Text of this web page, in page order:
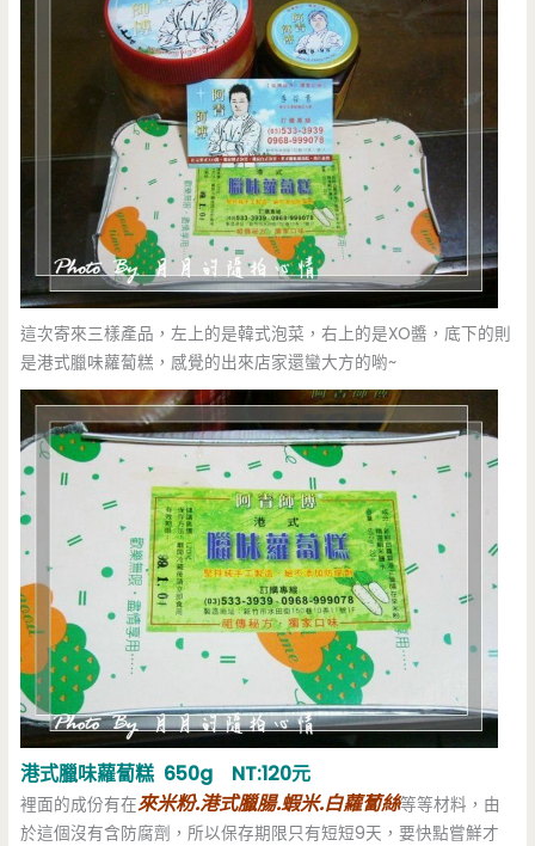
這次寄來三樣產品，左上的是韓式泡菜，右上的是XO醬，底下的則
是港式臘味蘿蔔糕，感覺的出來店家還蠻大方的喲~
港式臘味蘿蔔糕 650g NT:120元
裡面的成份有在來米粉.港式臘腸.蝦米.白蘿蔔絲等等材料，由
於這個沒有含防腐劑，所以保存期限只有短短9天，要快點嘗鮮才